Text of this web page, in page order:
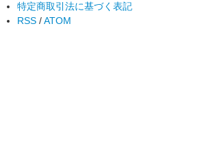
特定商取引法に基づく表記
RSS /ATOM